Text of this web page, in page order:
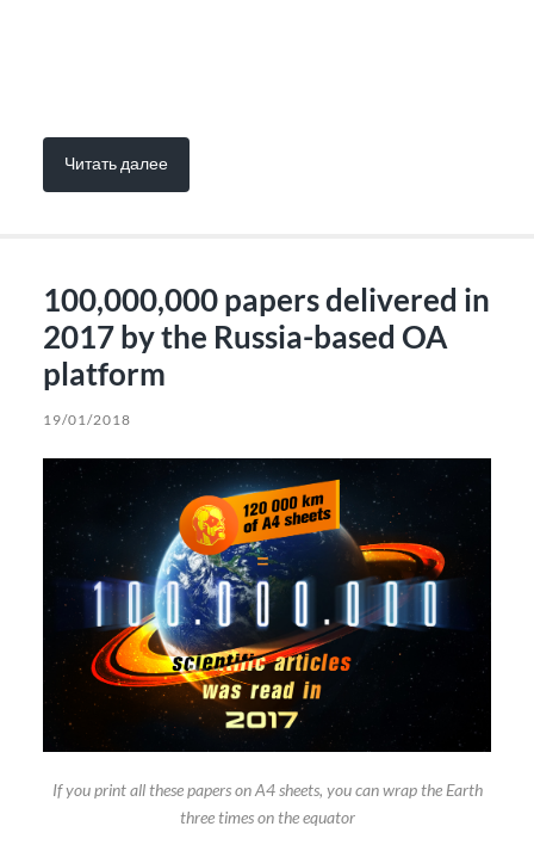
Читать далее
100,000,000 papers delivered in
2017 by the Russia-based OA
platform
19/01/2018
If you print all these papers on A4 sheets, you can wrap the Earth
three times on the equator